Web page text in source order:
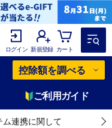
ログイン 新規登録 カート
控除額を調べる
ご利用ガイド
ム連携に関して